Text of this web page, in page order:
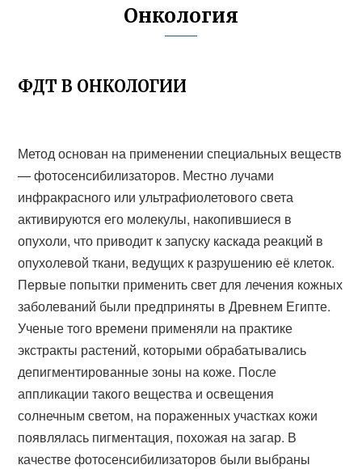
Онкология
ФДТ В ОНКОЛОГИИ
Метод основан на применении специальных веществ
— фотосенсибилизаторов. Местно лучами
инфракрасного или ультрафиолетового света
активируются его молекулы, накопившиеся в
опухоли, что приводит к запуску каскада реакций в
опухолевой ткани, ведущих к разрушению её клеток.
Первые попытки применить свет для лечения кожных
заболеваний были предприняты в Древнем Египте.
Ученые того времени применяли на практике
экстракты растений, которыми обрабатывались
депигментированные зоны на коже. После
аппликации такого вещества и освещения
солнечным светом, на пораженных участках кожи
появлялась пигментация, похожая на загар. В
качестве фотосенсибилизаторов были выбраны